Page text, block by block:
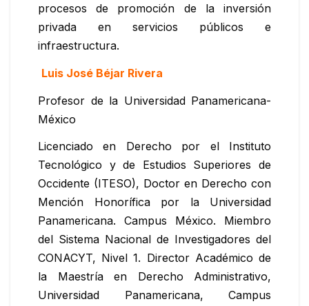
procesos de promoción de la inversión
privada en servicios públicos e
infraestructura.
Luis José Béjar Rivera
Profesor de la Universidad Panamericana-
México
Licenciado en Derecho por el Instituto
Tecnológico y de Estudios Superiores de
Occidente (ITESO), Doctor en Derecho con
Mención Honorífica por la Universidad
Panamericana. Campus México. Miembro
del Sistema Nacional de Investigadores del
CONACYT, Nivel 1. Director Académico de
la Maestría en Derecho Administrativo,
Universidad Panamericana, Campus